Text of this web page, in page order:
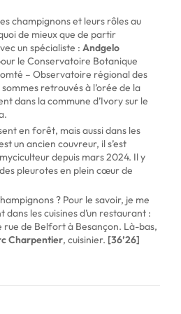
champignons et leurs rôles au
de mieux que de partir
un spécialiste : Andgelo
le Conservatoire Botanique
– Observatoire régional des
retrouvés à l’orée de la
dans la commune d’Ivory sur le
en forêt, mais aussi dans les
un ancien couvreur, il s’est
depuis mars 2024. Il y
pleurotes en plein cœur de
? Pour le savoir, je me
les cuisines d’un restaurant :
rue de Belfort à Besançon. Là-bas,
Charpentier, cuisinier. [36’26]